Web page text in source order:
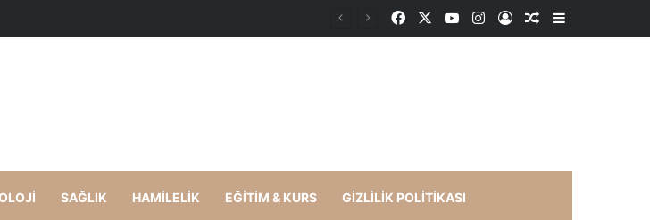
Önerileri FacebookYouTubeInstagram
Kayıt OlRastgele Makale
Kenar
SAĞLIK HAMILELIK EĞITIM & KURS GIZLILIK POLITIKASI